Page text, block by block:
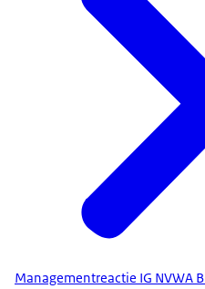
Managementreactie IG NVWA